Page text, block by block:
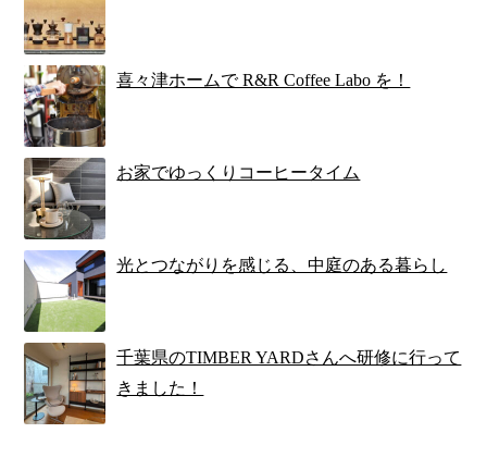
喜々津ホームで R&R Coffee Labo を！
お家でゆっくりコーヒータイム
光とつながりを感じる、中庭のある暮らし
千葉県のTIMBER YARDさんへ研修に行って
きました！